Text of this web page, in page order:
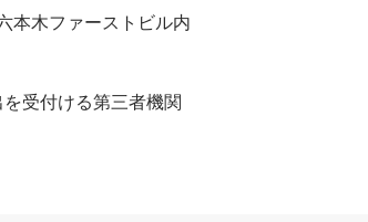
本木ファーストビル内
受付ける第三者機関